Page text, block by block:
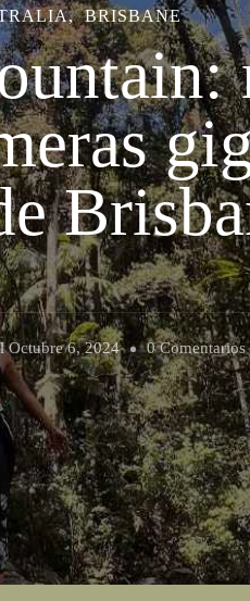
BRISBANE
Octubre 6, 2024 0 Comentarios